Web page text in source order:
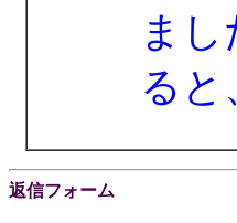
ま
ると
返信フォーム